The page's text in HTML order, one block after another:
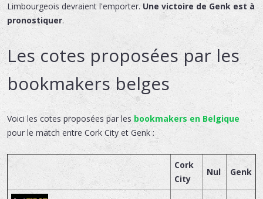
Limbourgeois devraient l'emporter. Une victoire de Genk est à
pronostiquer.
Les cotes proposées par les
bookmakers belges
Voici les cotes proposées par les bookmakers en Belgique
pour le match entre Cork City et Genk :
Cork
City
Nul Genk